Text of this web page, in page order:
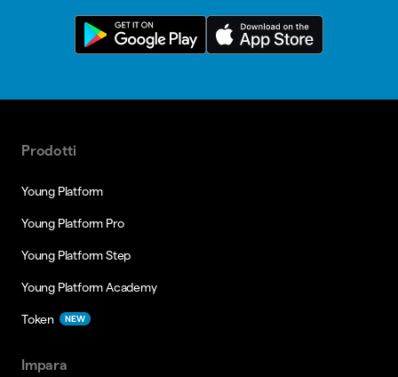
Prodotti
Young Platform
Young Platform Pro
Young Platform Step
Young Platform Academy
Token NEW
Impara